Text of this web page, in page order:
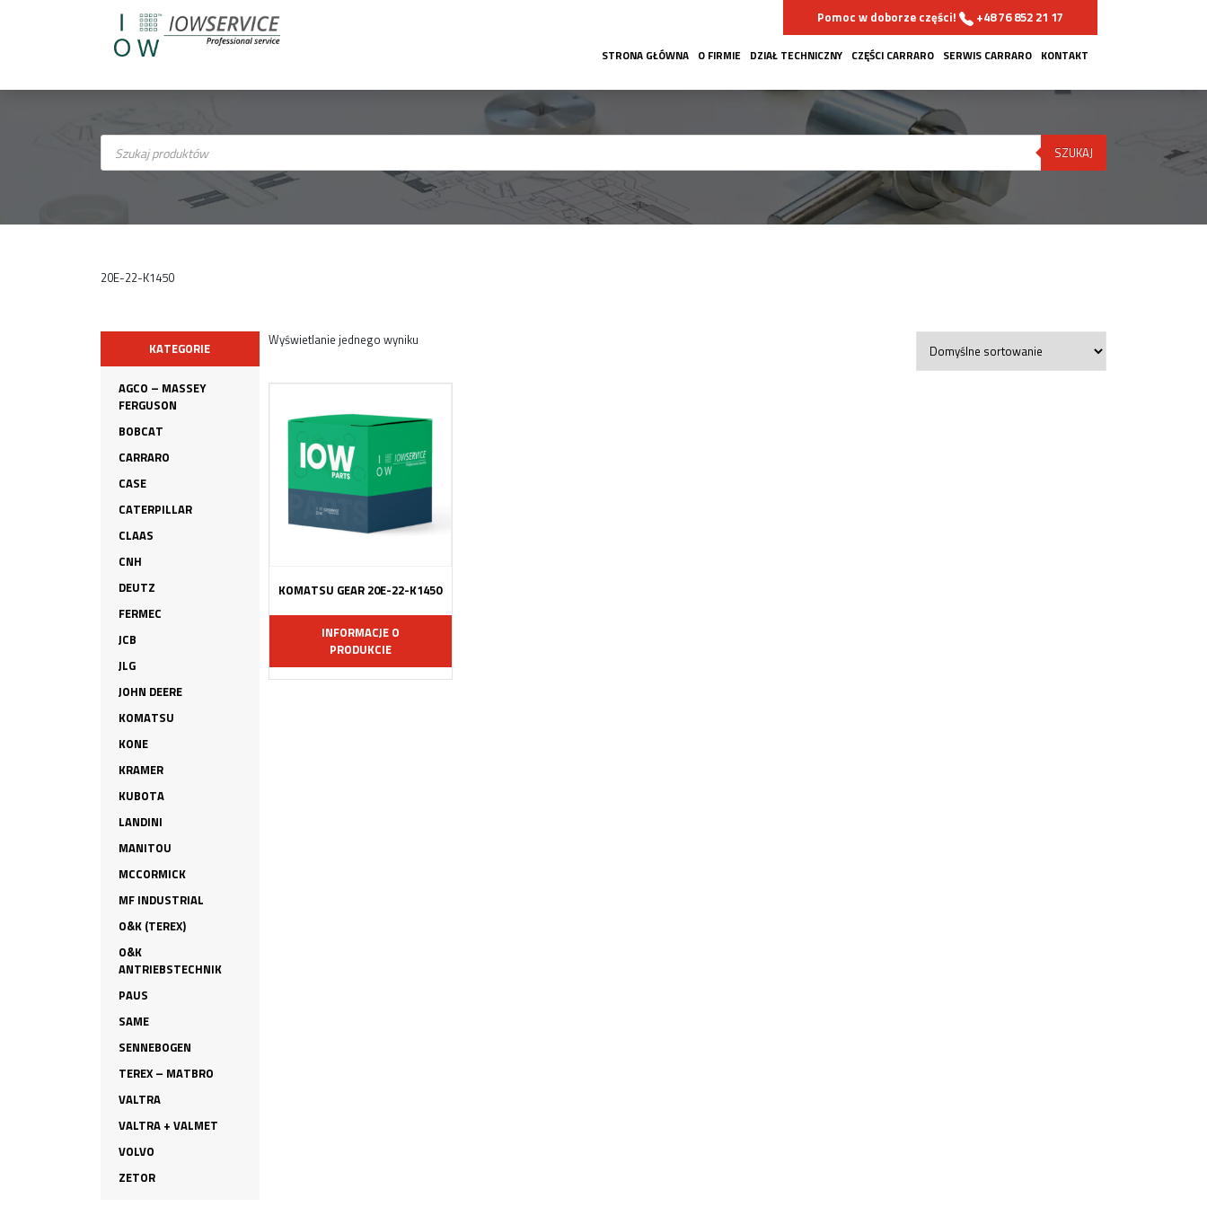
Pomoc w doborze części! +48 76 852 21 17
STRONA GŁÓWNA O FIRMIE DZIAŁ TECHNICZNY CZĘŚCI CARRARO SERWIS CARRARO KONTAKT
Wyszukiwarka
produktów SZUKAJ
20E-22-K1450
KATEGORIE
AGCO – MASSEY
FERGUSON
BOBCAT
CARRARO
CASE
CATERPILLAR
CLAAS
CNH
DEUTZ
FERMEC
JCB
JLG
JOHN DEERE
KOMATSU
KONE
KRAMER
KUBOTA
LANDINI
MANITOU
MCCORMICK
MF INDUSTRIAL
O&K (TEREX)
O&K
ANTRIEBSTECHNIK
PAUS
SAME
SENNEBOGEN
TEREX – MATBRO
VALTRA
VALTRA + VALMET
VOLVO
ZETOR
Wyświetlanie jednego wyniku
KOMATSU GEAR 20E-22-K1450
INFORMACJE O
PRODUKCIE